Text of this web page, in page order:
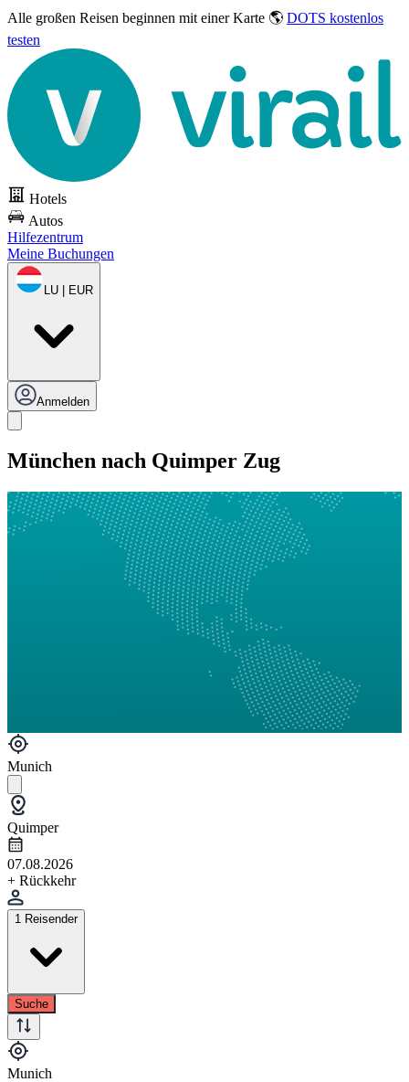
Alle großen Reisen beginnen mit einer Karte 🌎 DOTS kostenlos
testen
Hotels
Autos
Hilfezentrum
Meine Buchungen
LU | EUR
Anmelden
München nach Quimper Zug
Munich
Quimper
07.08.2026
+ Rückkehr
1 Reisender
Suche
Munich